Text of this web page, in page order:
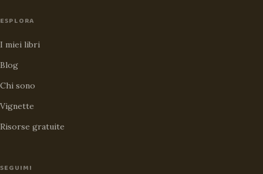
ESPLORA
I miei libri
Blog
Chi sono
Vignette
Risorse gratuite
SEGUIMI